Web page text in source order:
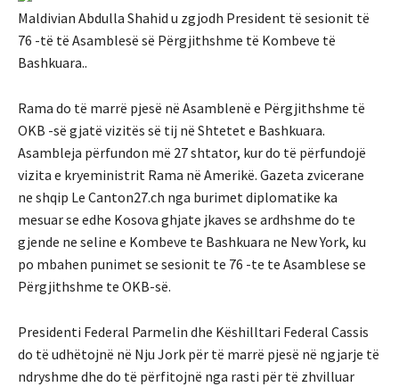
Maldivian Abdulla Shahid u zgjodh President të sesionit të
76 -të të Asamblesë së Përgjithshme të Kombeve të
Bashkuara..
Rama do të marrë pjesë në Asamblenë e Përgjithshme të
OKB -së gjatë vizitës së tij në Shtetet e Bashkuara.
Asambleja përfundon më 27 shtator, kur do të përfundojë
vizita e kryeministrit Rama në Amerikë. Gazeta zvicerane
ne shqip Le Canton27.ch nga burimet diplomatike ka
mesuar se edhe Kosova ghjate jkaves se ardhshme do te
gjende ne seline e Kombeve te Bashkuara ne New York, ku
po mbahen punimet se sesionit te 76 -te te Asamblese se
Përgjithshme te OKB-së.
Presidenti Federal Parmelin dhe Këshilltari Federal Cassis
do të udhëtojnë në Nju Jork për të marrë pjesë në ngjarje të
ndryshme dhe do të përfitojnë nga rasti për të zhvilluar